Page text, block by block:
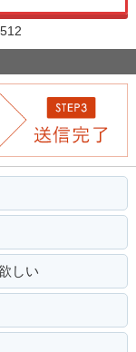
しい